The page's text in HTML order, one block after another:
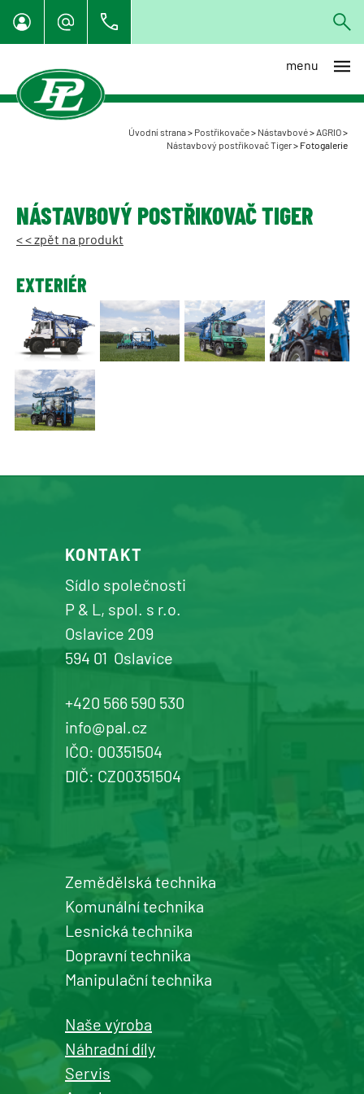
menu
Úvodní strana> Postřikovače> Nástavbové> AGRIO>
Nástavbový postřikovač Tiger> Fotogalerie
NÁSTAVBOVÝ POSTŘIKOVAČ TIGER
< < zpět na produkt
EXTERIÉR
KONTAKT
Sídlo společnosti
P & L, spol. s r.o.
Oslavice 209
594 01 Oslavice
+420 566 590 530
info@pal.cz
IČO: 00351504
DIČ: CZ00351504
Zemědělská technika
Komunální technika
Lesnická technika
Dopravní technika
Manipulační technika
Naše výroba
Náhradní díly
Servis